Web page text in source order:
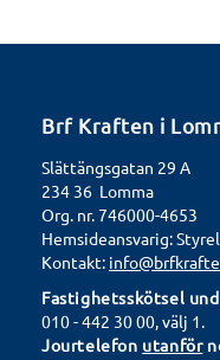
Brf Kraften i
Slättängsgatan 29 A
234 36 Lomma
Org. nr. 746000-4653
Hemsideansvarig:
Kontakt:
Fastighetsskötsel
010 - 442 30 00, välj 1.
Jourtelefon utanför